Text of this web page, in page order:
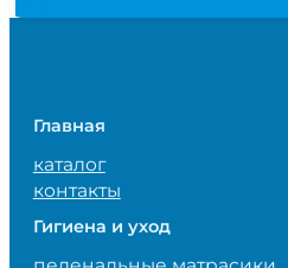
Главная
каталог
контакты
Гигиена и уход